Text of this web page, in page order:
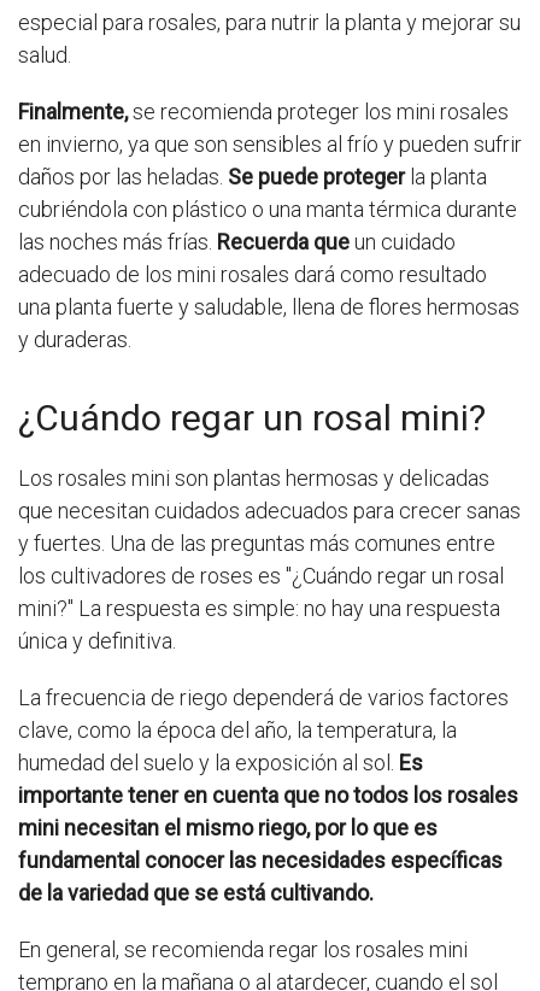
especial para rosales, para nutrir la planta y mejorar su
salud.
Finalmente,se recomienda proteger los mini rosales
en invierno, ya que son sensibles al frío y pueden sufrir
daños por las heladas. Se puede protegerla planta
cubriéndola con plástico o una manta térmica durante
las noches más frías. Recuerda queun cuidado
adecuado de los mini rosales dará como resultado
una planta fuerte y saludable, llena de flores hermosas
y duraderas.
¿Cuándo regar un rosal mini?
Los rosales mini son plantas hermosas y delicadas
que necesitan cuidados adecuados para crecer sanas
y fuertes. Una de las preguntas más comunes entre
los cultivadores de roses es "¿Cuándo regar un rosal
mini?" La respuesta es simple: no hay una respuesta
única y definitiva.
La frecuencia de riego dependerá de varios factores
clave, como la época del año, la temperatura, la
humedad del suelo y la exposición al sol. Es
importante tener en cuenta que no todos los rosales
mini necesitan el mismo riego, por lo que es
fundamental conocer las necesidades específicas
de la variedad que se está cultivando.
En general, se recomienda regar los rosales mini
temprano en la mañana o al atardecer, cuando el sol